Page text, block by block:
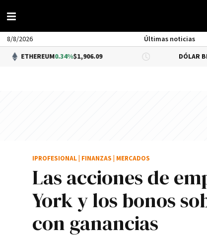
8/8/2026 Últimas noticias
0.34%$1,906.09 DÓLAR BNA $1,520.00
Las acciones de
York y los bonos
con ganancias
IPROFESIONAL FINANZAS MERCADOS